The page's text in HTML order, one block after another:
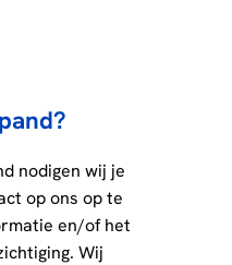
nodigen wij je
op ons op te
en/of het
Wij